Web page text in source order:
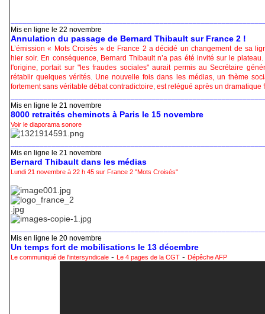
Mis en ligne le 22 novembre
Annulation du passage de Bernard Thibault sur France 2 !
L’émission « Mots Croisés » de France 2 a décidé un changement de sa
hier soir. En conséquence, Bernard Thibault n’a pas été invité sur le
l'origine, portait sur "les fraudes sociales" aurait permis au Secrétaire
rétablir quelques vérités. Une nouvelle fois dans les médias, un thème
fortement sans véritable débat contradictoire, est relégué après un dramatique
Mis en ligne le 21 novembre
8000 retraités cheminots à Paris le 15 novembre
Voir le diaporama sonore
Mis en ligne le 21 novembre
Bernard Thibault dans les médias
Lundi 21 novembre à 22 h 45 sur France 2 "Mots Croisés"
Mis en ligne le 20 novembre
Un temps fort de mobilisations le 13 décembre
Le communiqué de l'intersyndicale - Le 4 pages de la CGT - Dépêche AFP